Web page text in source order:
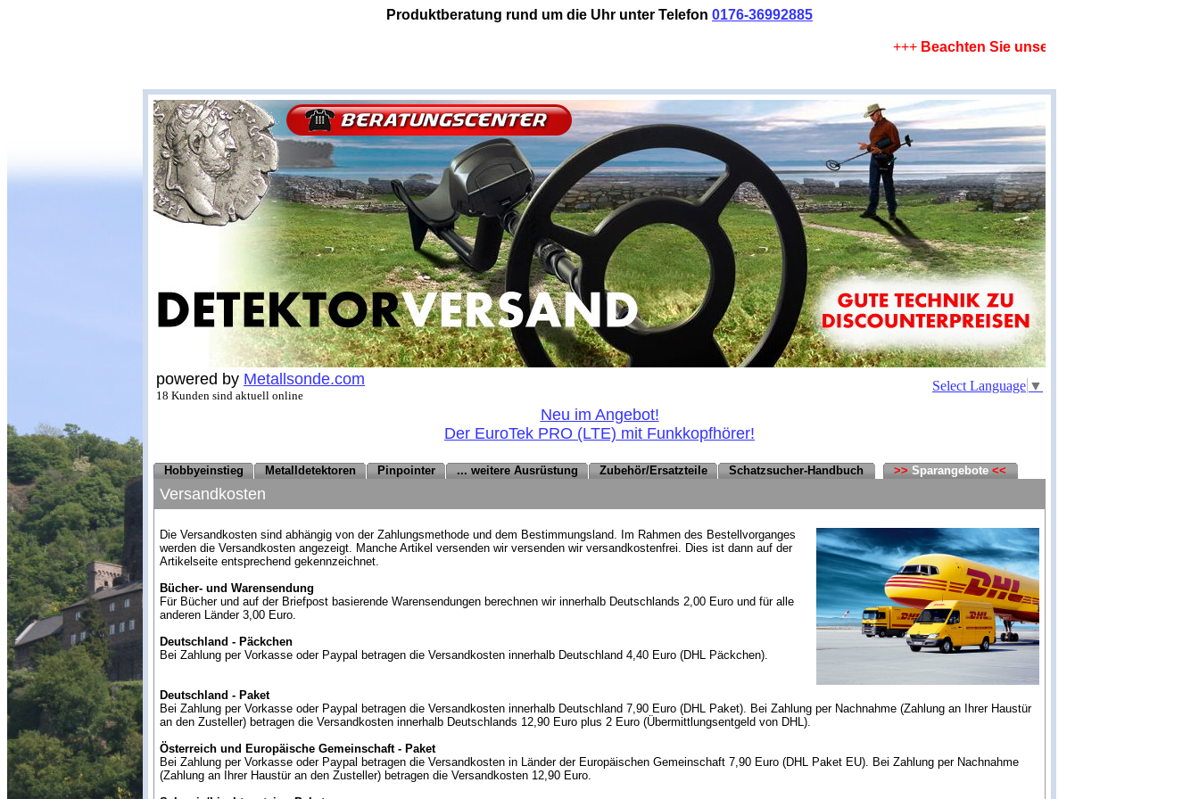
Produktberatung rund um die Uhr unter Telefon 0176-36992885
+++Beachten Sie unsere Sparangebote !
powered by Metallsonde.com
18 Kunden sind aktuell online
Select Language ▼
Neu im Angebot!
Der EuroTek PRO (LTE) mit Funkkopfhörer!
Hobbyeinstieg Metalldetektoren Pinpointer ... weitere Ausrüstung Zubehör/Ersatzteile Schatzsucher-Handbuch >> Sparangebote <<
Versandkosten
Die Versandkosten sind abhängig von der Zahlungsmethode und dem Bestimmungsland. Im Rahmen des Bestellvorganges
werden die Versandkosten angezeigt. Manche Artikel versenden wir versenden wir versandkostenfrei. Dies ist dann auf der
Artikelseite entsprechend gekennzeichnet.
Bücher- und Warensendung
Für Bücher und auf der Briefpost basierende Warensendungen berechnen wir innerhalb Deutschlands 2,00 Euro und für alle
anderen Länder 3,00 Euro.
Deutschland - Päckchen
Bei Zahlung per Vorkasse oder Paypal betragen die Versandkosten innerhalb Deutschland 4,40 Euro (DHL Päckchen).
Deutschland - Paket
Bei Zahlung per Vorkasse oder Paypal betragen die Versandkosten innerhalb Deutschland 7,90 Euro (DHL Paket). Bei Zahlung per Nachnahme (Zahlung an Ihrer Haustür
an den Zusteller) betragen die Versandkosten innerhalb Deutschlands 12,90 Euro plus 2 Euro (Übermittlungsentgeld von DHL).
Österreich und Europäische Gemeinschaft - Paket
Bei Zahlung per Vorkasse oder Paypal betragen die Versandkosten in Länder der Europäischen Gemeinschaft 7,90 Euro (DHL Paket EU). Bei Zahlung per Nachnahme
(Zahlung an Ihrer Haustür an den Zusteller) betragen die Versandkosten 12,90 Euro.